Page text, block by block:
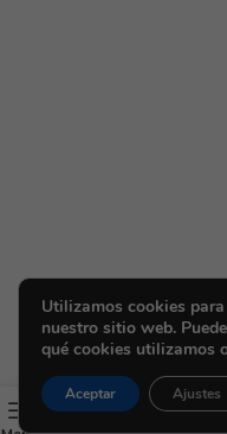
Utilizamos cookies
nuestro sitio web.
qué cookies utilizamos
Aceptar Ajustes